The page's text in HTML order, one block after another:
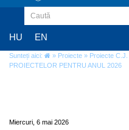
HU EN
Sunteți aici: » Proiecte » Proiecte C.J.
PROIECTELOR PENTRU ANUL 2026
Miercuri, 6 mai 2026